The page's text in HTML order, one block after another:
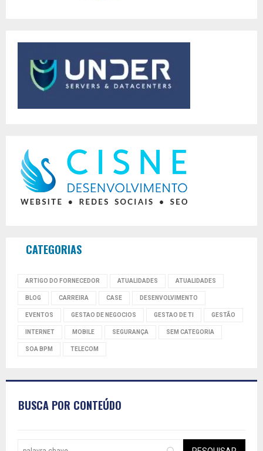
CATEGORIAS
ARTIGO DO FORNECEDOR ATUALIDADES ATUALIDADES
BLOG CARREIRA CASE DESENVOLVIMENTO
EVENTOS GESTAO DE NEGOCIOS GESTAO DE TI GESTÃO
INTERNET MOBILE SEGURANÇA SEM CATEGORIA
SOA BPM TELECOM
BUSCA POR CONTEÚDO